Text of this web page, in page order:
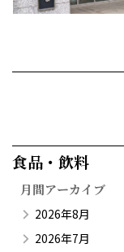
食品・飲料​
月間アーカイブ
2026年8月
2026年7月